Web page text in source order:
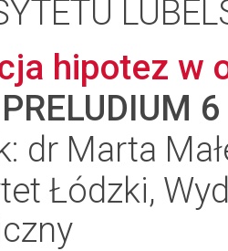
hipotez w
PRELUDIUM 6
dr Marta
Łódzki,